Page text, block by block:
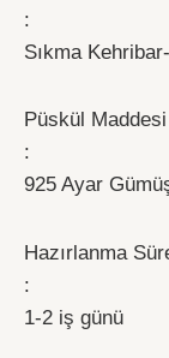
:
Sıkma
Püskül Maddesi
:
925 Ayar
Hazırlanma
:
1-2 iş günü